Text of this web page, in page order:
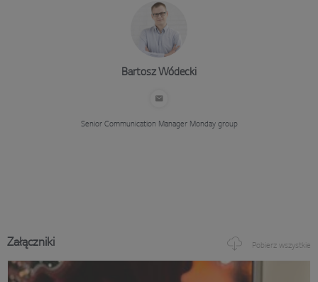
Bartosz Wódecki
Senior Communication ManagerMonday group
Załączniki Pobierz wszystkie